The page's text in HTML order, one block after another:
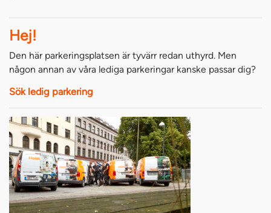
Hej!
Den här parkeringsplatsen är tyvärr redan uthyrd. Men
någon annan av våra lediga parkeringar kanske passar dig?
Sök ledig parkering